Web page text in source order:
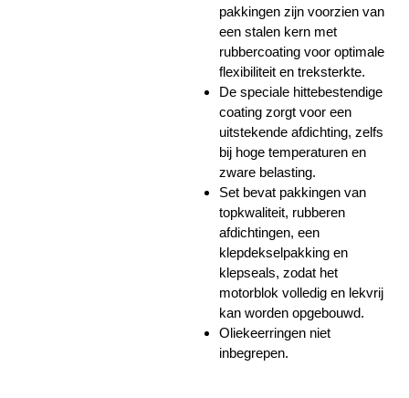
pakkingen zijn voorzien van
een stalen kern met
rubbercoating voor optimale
flexibiliteit en treksterkte.
De speciale hittebestendige
coating zorgt voor een
uitstekende afdichting, zelfs
bij hoge temperaturen en
zware belasting.
Set bevat pakkingen van
topkwaliteit, rubberen
afdichtingen, een
klepdekselpakking en
klepseals, zodat het
motorblok volledig en lekvrij
kan worden opgebouwd.
Oliekeerringen niet
inbegrepen.